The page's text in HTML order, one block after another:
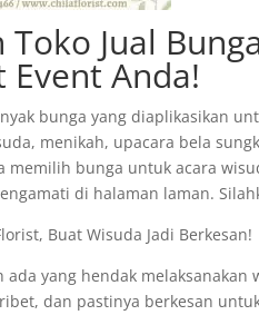
Jual
Event Anda!
bunga yang diaplikasikan
menikah, upacara bela
bunga untuk acara
di halaman laman.
Buat Wisuda Jadi Berkesan!
yang hendak melaksanakan
dan pastinya berkesan